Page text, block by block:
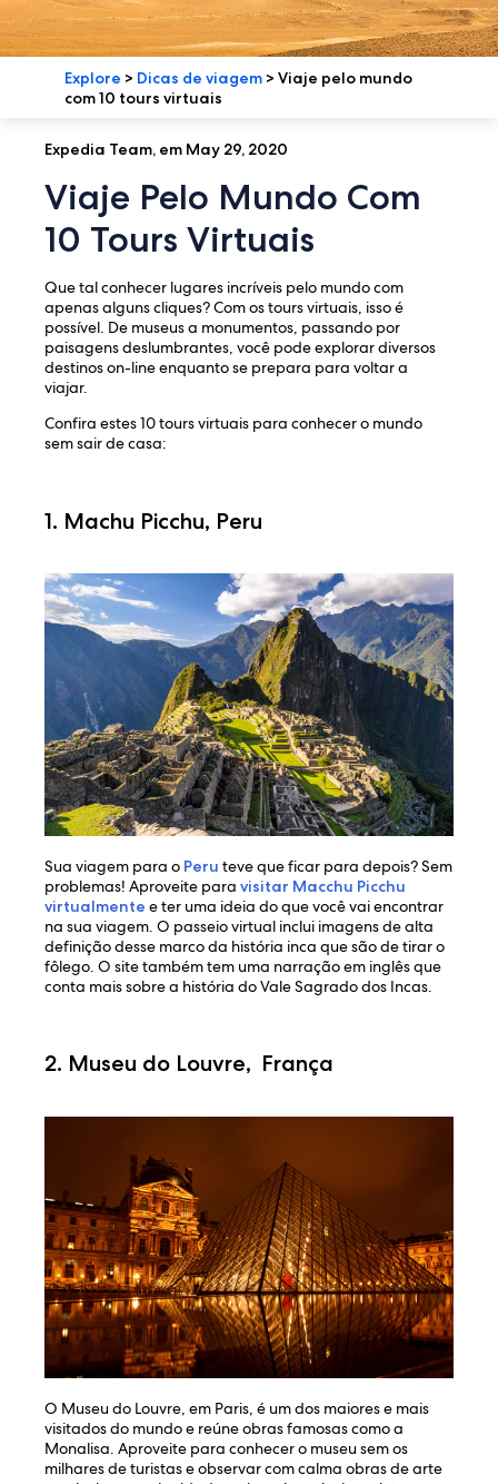
Explore > Dicas de viagem >Viaje pelo mundo
com 10 tours virtuais
Expedia Team, em May 29, 2020
Viaje Pelo Mundo Com
10 Tours Virtuais
Que tal conhecer lugares incríveis pelo mundo com
apenas alguns cliques? Com os tours virtuais, isso é
possível. De museus a monumentos, passando por
paisagens deslumbrantes, você pode explorar diversos
destinos on-line enquanto se prepara para voltar a
viajar.
Confira estes 10 tours virtuais para conhecer o mundo
sem sair de casa:
1. Machu Picchu, Peru
Sua viagem para o Peru teve que ficar para depois? Sem
problemas! Aproveite paravisitar Macchu Picchu
virtualmente e ter uma ideia do que você vai encontrar
na sua viagem. O passeio virtual inclui imagens de alta
definição desse marco da história inca que são de tirar o
fôlego. O site também tem uma narração em inglês que
conta mais sobre a história do Vale Sagrado dos Incas.
2. Museu do Louvre, França
O Museu do Louvre, em Paris, é um dos maiores e mais
visitados do mundo e reúne obras famosas como a
Monalisa. Aproveite para conhecer o museu sem os
milhares de turistas e observar com calma obras de arte